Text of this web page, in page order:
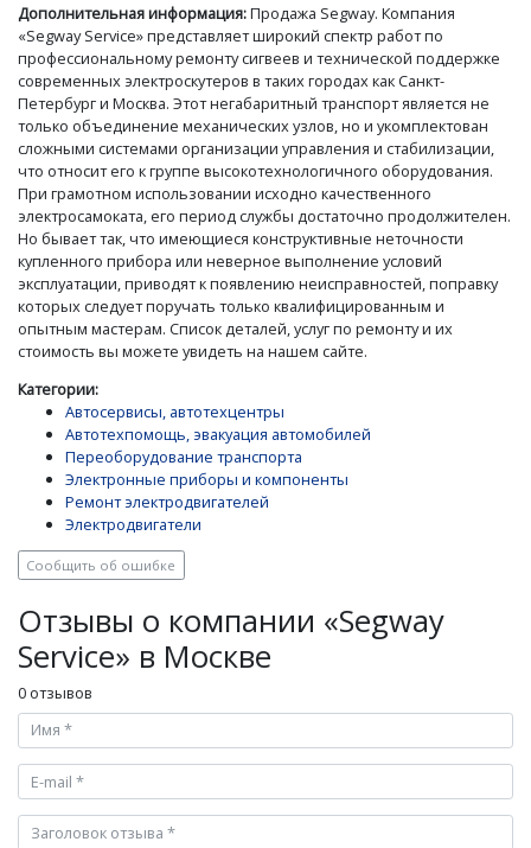
Дополнительная информация:Продажа Segway. Компания
«Segway Service» представляет широкий спектр работ по
профессиональному ремонту сигвеев и технической поддержке
современных электроскутеров в таких городах как Санкт-
Петербург и Москва. Этот негабаритный транспорт является не
только объединение механических узлов, но и укомплектован
сложными системами организации управления и стабилизации,
что относит его к группе высокотехнологичного оборудования.
При грамотном использовании исходно качественного
электросамоката, его период службы достаточно продолжителен.
Но бывает так, что имеющиеся конструктивные неточности
купленного прибора или неверное выполнение условий
эксплуатации, приводят к появлению неисправностей, поправку
которых следует поручать только квалифицированным и
опытным мастерам. Список деталей, услуг по ремонту и их
стоимость вы можете увидеть на нашем сайте.
Категории:
Автосервисы, автотехцентры
Автотехпомощь, эвакуация автомобилей
Переоборудование транспорта
Электронные приборы и компоненты
Ремонт электродвигателей
Электродвигатели
Сообщить об ошибке
Отзывы о компании «Segway
Service» в Москве
0 отзывов